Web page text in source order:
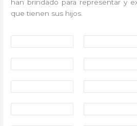
han brindado para representar y
que tienen sus hijos.